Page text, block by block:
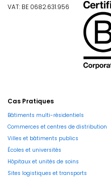
VAT: BE 0682.631.956
Cas Pratiques
Bâtiments multi-résidentiels
Commerces et centres de distribution
Villes et bâtiments publics
Écoles et universités
Hôpitaux et unités de soins
Sites logistiques et transports